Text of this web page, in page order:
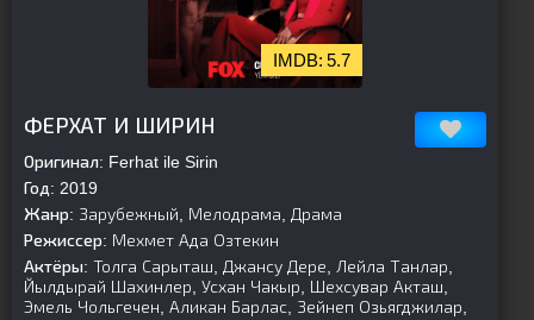
5.7
ФЕРХАТ И ШИРИН
Оригинал: Ferhat ile Sirin
Год: 2019
Жанр: Зарубежный, Мелодрама, Драма
Режиссер: Мехмет Ада Озтекин
Актёры: Толга Сарыташ, Джансу Дере, Лейла Танлар,
Йылдырай Шахинлер, Усхан Чакыр, Шехсувар Акташ,
Эмель Чольгечен, Аликан Барлас, Зейнеп Озьягджилар,